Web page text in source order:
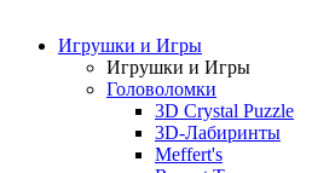
Игрушки и Игры
Игрушки и Игры
Головоломки
3D Crystal Puzzle
3D-Лабиринты
Meffert's